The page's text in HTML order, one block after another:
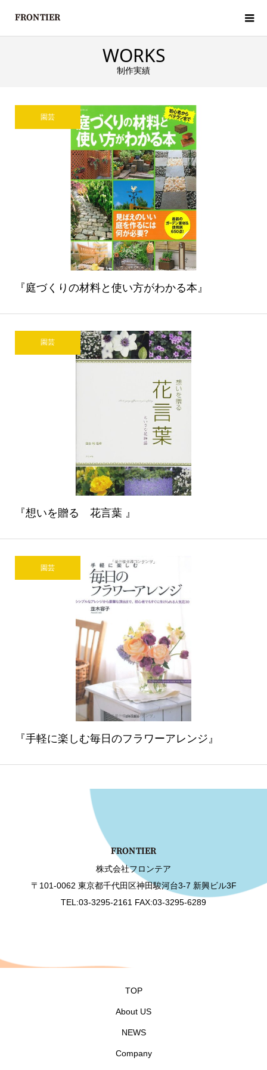
WORKS
制作実績
園芸
『庭づくりの材料と使い方がわかる本』
園芸
『想いを贈る 花言葉 』
園芸
『手軽に楽しむ毎日のフラワーアレンジ』
株式会社フロンテア
〒101-0062 東京都千代田区神田駿河台3-7 新興ビル3F
TEL:03-3295-2161 FAX:03-3295-6289
TOP
About US
NEWS
Company